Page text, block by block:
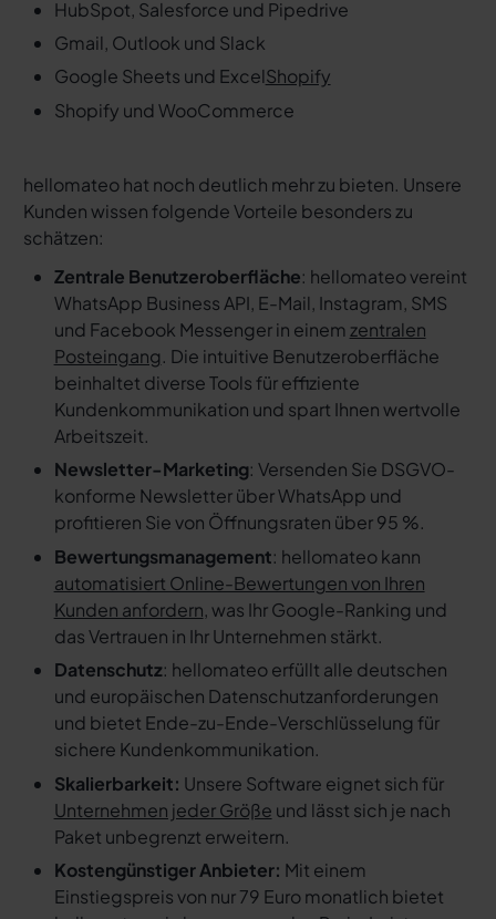
HubSpot, Salesforce und Pipedrive
Gmail, Outlook und Slack
Google Sheets und ExcelShopify
Shopify und WooCommerce
hellomateo hat noch deutlich mehr zu bieten. Unsere
Kunden wissen folgende Vorteile besonders zu
schätzen:
Zentrale Benutzeroberfläche: hellomateo vereint
WhatsApp Business API, E-Mail, Instagram, SMS
und Facebook Messenger in einem zentralen
Posteingang. Die intuitive Benutzeroberfläche
beinhaltet diverse Tools für effiziente
Kundenkommunikation und spart Ihnen wertvolle
Arbeitszeit.
Newsletter-Marketing: Versenden Sie DSGVO-
konforme Newsletter über WhatsApp und
profitieren Sie von Öffnungsraten über 95 %.
Bewertungsmanagement: hellomateo kann
automatisiert Online-Bewertungen von Ihren
Kunden anfordern, was Ihr Google-Ranking und
das Vertrauen in Ihr Unternehmen stärkt.
Datenschutz: hellomateo erfüllt alle deutschen
und europäischen Datenschutzanforderungen
und bietet Ende-zu-Ende-Verschlüsselung für
sichere Kundenkommunikation.
Skalierbarkeit: Unsere Software eignet sich für
Unternehmen jeder Größe und lässt sich je nach
Paket unbegrenzt erweitern.
Kostengünstiger Anbieter: Mit einem
Einstiegspreis von nur 79 Euro monatlich bietet